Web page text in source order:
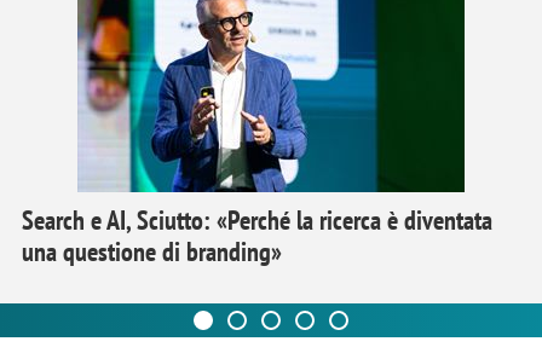
Search e AI, Sciutto: «Perché la ricerca è diventata
una questione di branding»